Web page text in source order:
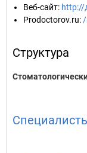
Веб-сайт: http://
Prodoctorov.ru:
Структура